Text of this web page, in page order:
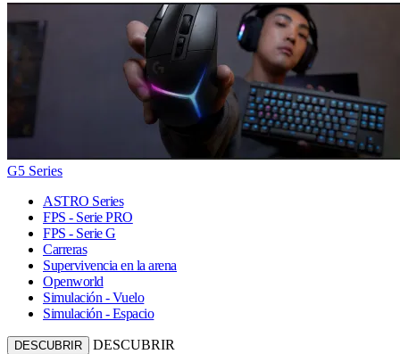
G5 Series
ASTRO Series
FPS - Serie PRO
FPS - Serie G
Carreras
Supervivencia en la arena
Openworld
Simulación - Vuelo
Simulación - Espacio
DESCUBRIR DESCUBRIR